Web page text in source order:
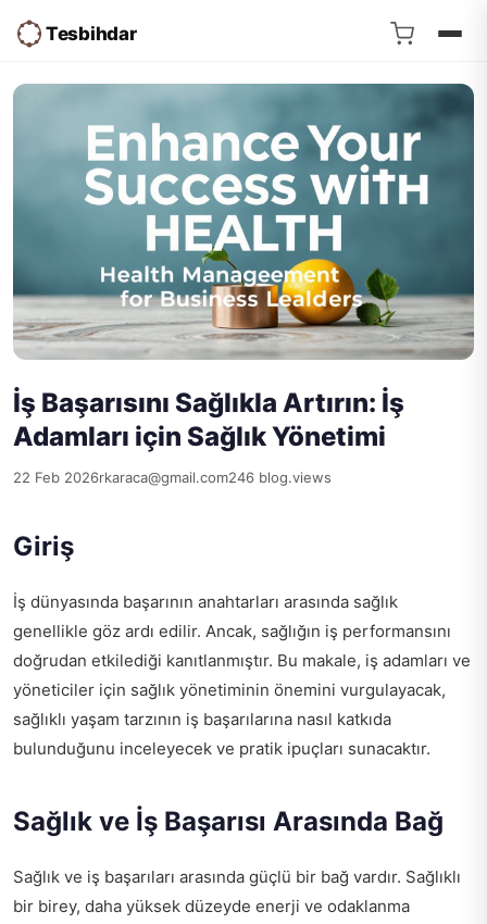
Tesbihdar
İş Başarısını Sağlıkla Artırın: İş
Adamları için Sağlık Yönetimi
22 Feb 2026rkaraca@gmail.com246 blog.views
Giriş
İş dünyasında başarının anahtarları arasında sağlık
genellikle göz ardı edilir. Ancak, sağlığın iş performansını
doğrudan etkilediği kanıtlanmıştır. Bu makale, iş adamları ve
yöneticiler için sağlık yönetiminin önemini vurgulayacak,
sağlıklı yaşam tarzının iş başarılarına nasıl katkıda
bulunduğunu inceleyecek ve pratik ipuçları sunacaktır.
Sağlık ve İş Başarısı Arasında Bağ
Sağlık ve iş başarıları arasında güçlü bir bağ vardır. Sağlıklı
bir birey, daha yüksek düzeyde enerji ve odaklanma